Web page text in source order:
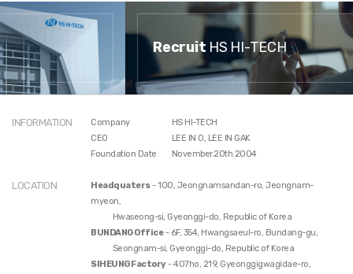
Recruit HS HI-TECH
INFORMATION Company
HS HI-TECH
CEO
LEE IN O, LEE IN GAK
Foundation Date
November.20th.2004
LOCATION Headquaters- 100, Jeongnamsandan-ro, Jeongnam-
myeon,
Hwaseong-si, Gyeonggi-do, Republic of Korea
BUNDANG Office- 6F, 354, Hwangsaeul-ro, Bundang-gu,
Seongnam-si, Gyeonggi-do, Republic of Korea
SIHEUNG Factory- 407ho, 219, Gyeonggigwagidae-ro,